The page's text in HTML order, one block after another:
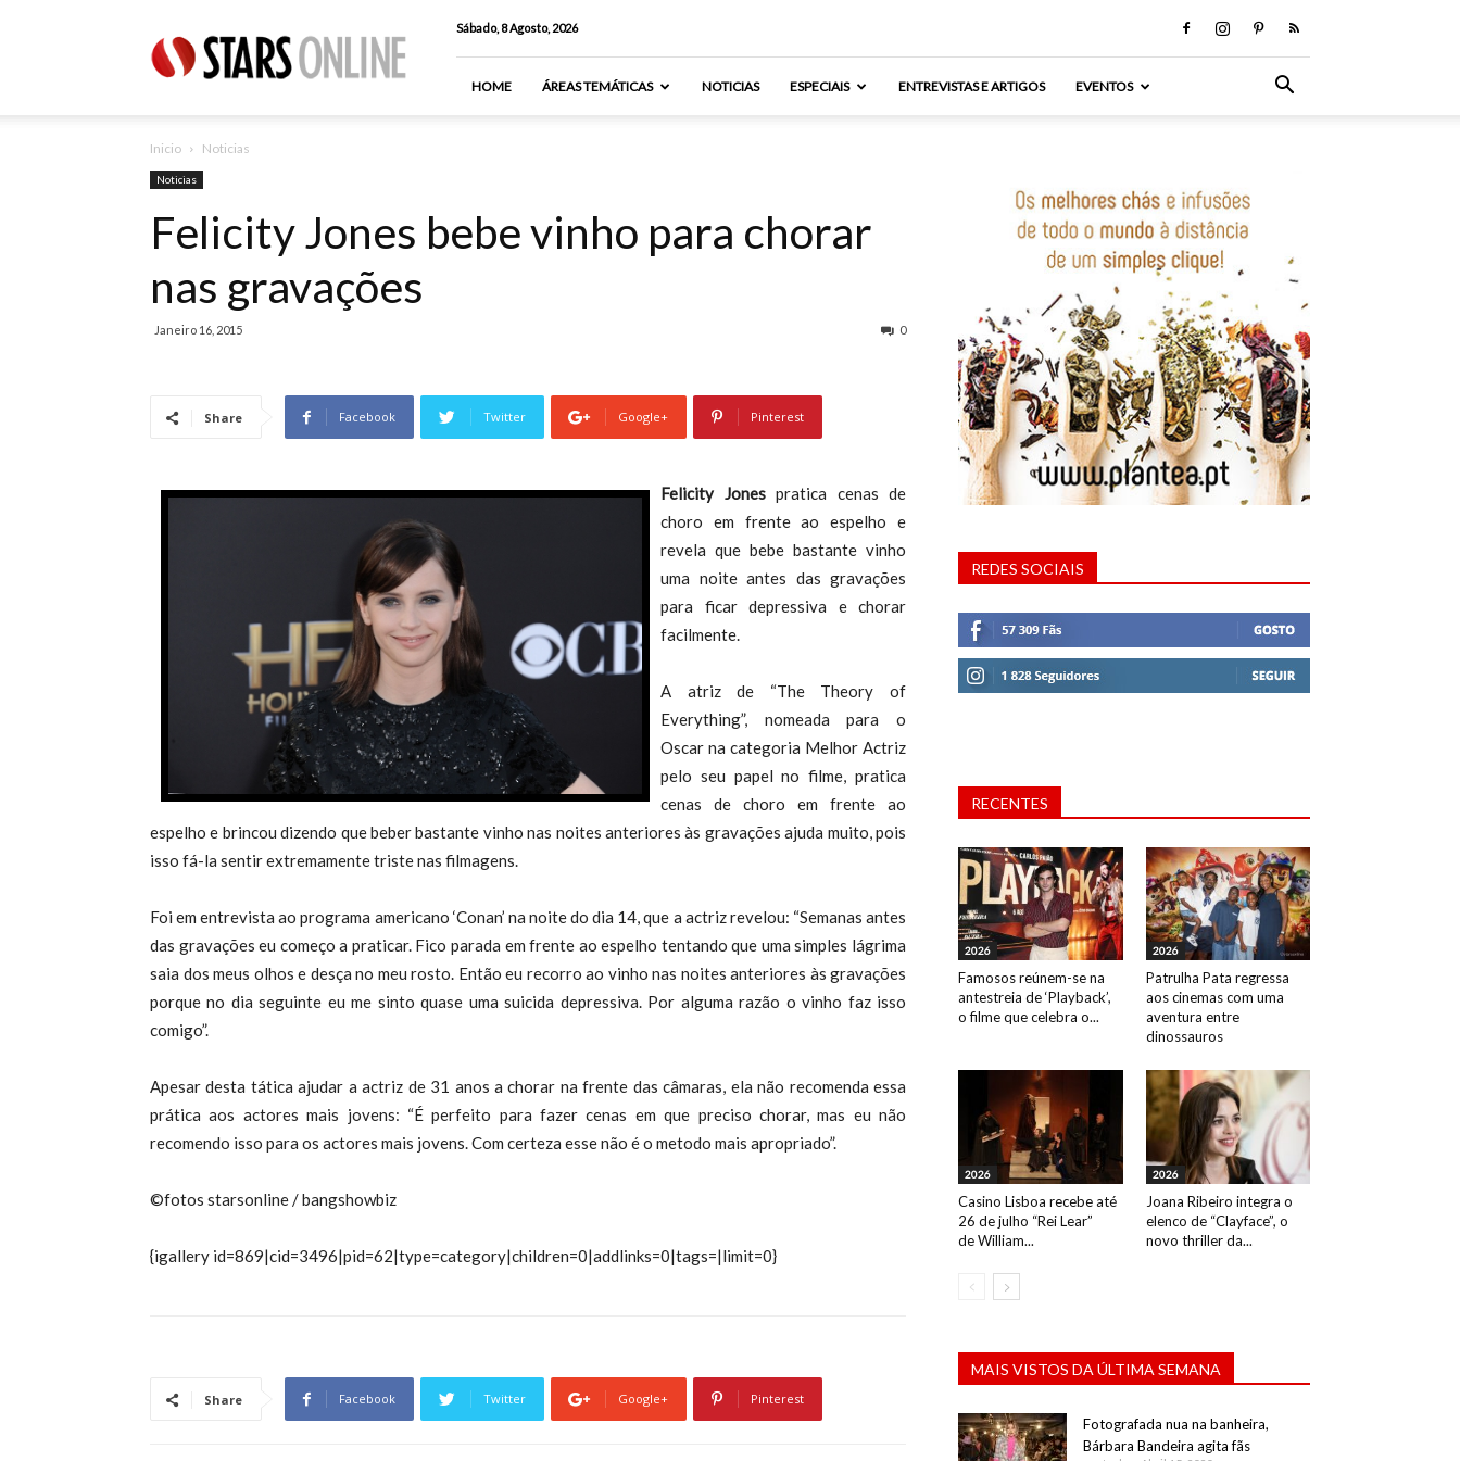
Online
Sábado, 8 Agosto, 2026
HOME ÁREAS TEMÁTICAS NOTICIAS ESPECIAIS ENTREVISTAS E ARTIGOS EVENTOS
Inicio Noticias
Noticias
Felicity Jones bebe vinho para chorar
nas gravações
Janeiro 16, 2015 0
Share Facebook Twitter Google+ Pinterest
Felicity Jonespratica cenas de
choro em frente ao espelho e
revela que bebe bastante vinho
uma noite antes das gravações
para ficar depressiva e chorar
facilmente.
A atriz de “The Theory of
Everything”, nomeada para o
Oscar na categoria Melhor Actriz
pelo seu papel no filme, pratica
cenas de choro em frente ao
espelho e brincou dizendo que beber bastante vinho nas noites anteriores às gravações ajuda muito, pois
isso fá-la sentir extremamente triste nas filmagens.
Foi em entrevista ao programa americano ‘Conan’ na noite do dia 14, que a actriz revelou: “Semanas antes
das gravações eu começo a praticar. Fico parada em frente ao espelho tentando que uma simples lágrima
saia dos meus olhos e desça no meu rosto. Então eu recorro ao vinho nas noites anteriores às gravações
porque no dia seguinte eu me sinto quase uma suicida depressiva. Por alguma razão o vinho faz isso
comigo”.
Apesar desta tática ajudar a actriz de 31 anos a chorar na frente das câmaras, ela não recomenda essa
prática aos actores mais jovens: “É perfeito para fazer cenas em que preciso chorar, mas eu não
recomendo isso para os actores mais jovens. Com certeza esse não é o metodo mais apropriado”.
©fotos starsonline / bangshowbiz
{igallery id=869|cid=3496|pid=62|type=category|children=0|addlinks=0|tags=|limit=0}
Share Facebook Twitter Google+ Pinterest
REDES SOCIAIS
RECENTES
2026
Famosos reúnem-se na
antestreia de ‘Playback’,
o filme que celebra o...
2026
Patrulha Pata regressa
aos cinemas com uma
aventura entre
dinossauros
2026
Casino Lisboa recebe até
26 de julho “Rei Lear”
de William...
2026
Joana Ribeiro integra o
elenco de “Clayface”, o
novo thriller da...
MAIS VISTOS DA ÚLTIMA SEMANA
Fotografada nua na banheira,
Bárbara Bandeira agita fãs